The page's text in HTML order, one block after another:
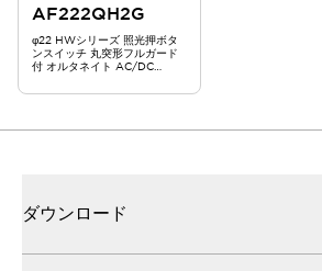
AF222QH2G
φ22 HWシリーズ 照光押ボタ
ンスイッチ 丸突形フルガード
付 オルタネイト AC/DC
ダウンロード